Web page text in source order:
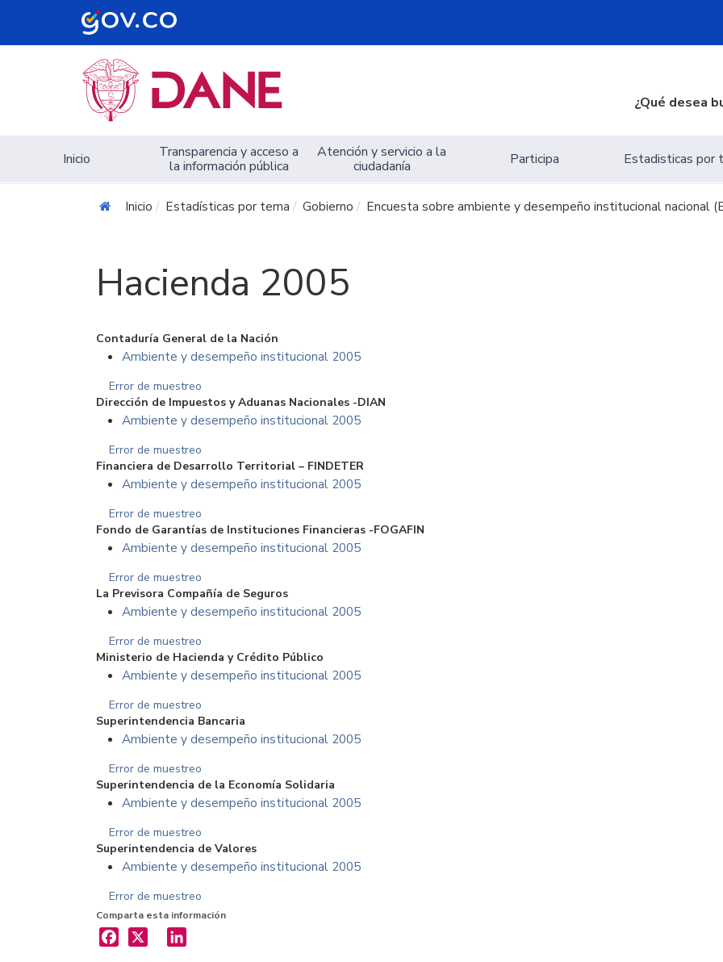
¿Qué desea
Inicio
Transparencia y acceso a
la información pública
Atención y servicio a la
ciudadanía
Participa Estadisticas por
Inicio Estadísticas por tema Gobierno Encuesta sobre ambiente y desempeño institucional nacional
Hacienda 2005
Contadurí­a General de la Nación
Ambiente y desempeño institucional 2005
Error de muestreo
Dirección de Impuestos y Aduanas Nacionales -DIAN
Ambiente y desempeño institucional 2005
Error de muestreo
Financiera de Desarrollo Territorial – FINDETER
Ambiente y desempeño institucional 2005
Error de muestreo
Fondo de Garantí­as de Instituciones Financieras -FOGAFIN
Ambiente y desempeño institucional 2005
Error de muestreo
La Previsora Compañí­a de Seguros
Ambiente y desempeño institucional 2005
Error de muestreo
Ministerio de Hacienda y Crédito Público
Ambiente y desempeño institucional 2005
Error de muestreo
Superintendencia Bancaria
Ambiente y desempeño institucional 2005
Error de muestreo
Superintendencia de la Economí­a Solidaria
Ambiente y desempeño institucional 2005
Error de muestreo
Superintendencia de Valores
Ambiente y desempeño institucional 2005
Error de muestreo
Comparta esta información
X LinkedIn